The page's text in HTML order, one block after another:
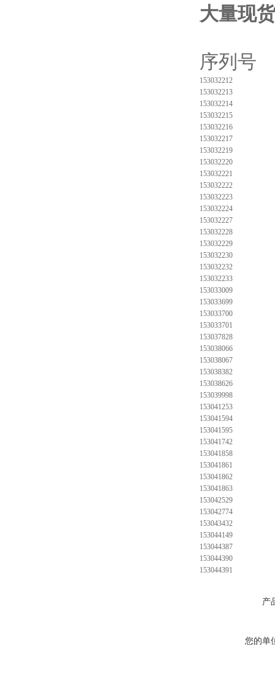
大量现
序
153032212
153032213
153032214
153032215
153032216
153032217
153032219
153032220
153032221
153032222
153032223
153032224
153032227
153032228
153032229
153032230
153032232
153032233
153033009
153033699
153033700
153033701
153037828
153038066
153038067
153038382
153038626
153039998
153041253
153041594
153041595
153041742
153041858
153041861
153041862
153041863
153042529
153042774
153043432
153044149
153044387
153044390
153044391
产
您的单